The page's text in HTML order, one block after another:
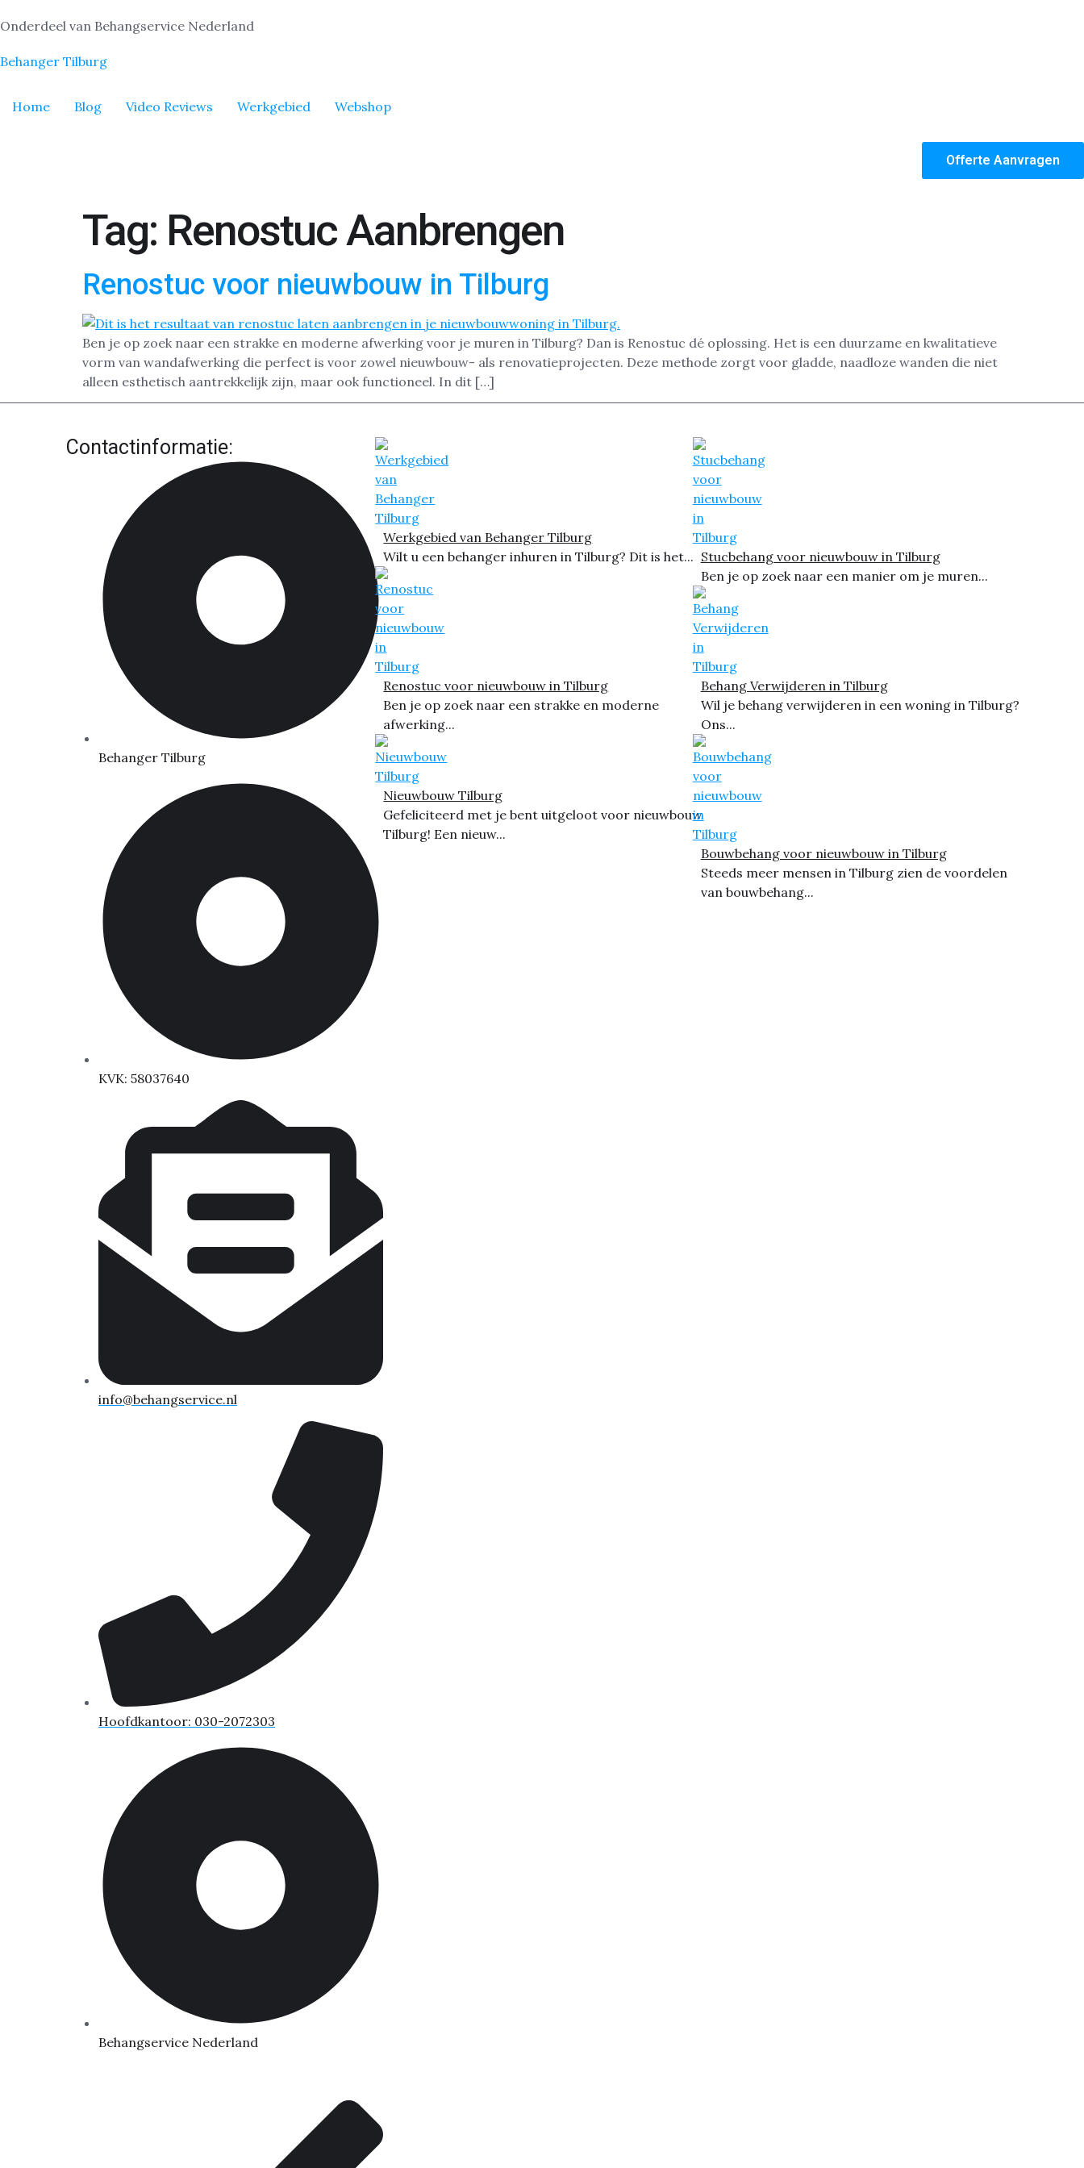
Onderdeel van Behangservice Nederland
Behanger Tilburg
Home Blog Video Reviews Werkgebied Webshop
Offerte Aanvragen
Tag: Renostuc Aanbrengen
Renostuc voor nieuwbouw in Tilburg
Ben je op zoek naar een strakke en moderne afwerking voor je muren in Tilburg? Dan is Renostuc dé oplossing. Het is een duurzame en kwalitatieve
vorm van wandafwerking die perfect is voor zowel nieuwbouw- als renovatieprojecten. Deze methode zorgt voor gladde, naadloze wanden die niet
alleen esthetisch aantrekkelijk zijn, maar ook functioneel. In dit […]
Contactinformatie:
Behanger Tilburg
KVK: 58037640
info@behangservice.nl
Hoofdkantoor: 030-2072303
Behangservice Nederland
Werkgebied van Behanger Tilburg
Wilt u een behanger inhuren in Tilburg? Dit is het...
Renostuc voor nieuwbouw in Tilburg
Ben je op zoek naar een strakke en moderne
afwerking...
Nieuwbouw Tilburg
Gefeliciteerd met je bent uitgeloot voor nieuwbouw
Tilburg! Een nieuw...
Stucbehang voor nieuwbouw in Tilburg
Ben je op zoek naar een manier om je muren...
Behang Verwijderen in Tilburg
Wil je behang verwijderen in een woning in Tilburg?
Ons...
Bouwbehang voor nieuwbouw in Tilburg
Steeds meer mensen in Tilburg zien de voordelen
van bouwbehang...